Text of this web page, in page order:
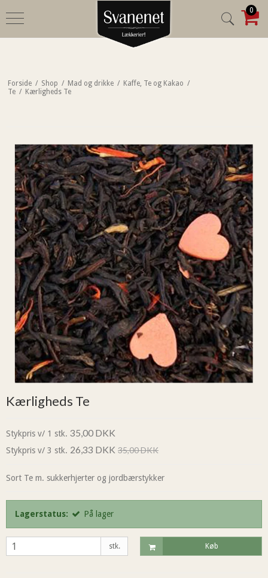
0
Forside / Shop / Mad og drikke / Kaffe, Te og Kakao /
Te / Kærligheds Te
Kærligheds Te
Stykpris v/ 1 stk. 35,00 DKK
Stykpris v/ 3 stk. 26,33 DKK 35,00 DKK
Sort Te m. sukkerhjerter og jordbærstykker
Lagerstatus: På lager
stk. Køb